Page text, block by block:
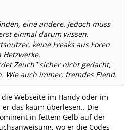
eine andere. Jedoch muss
einmal darum wissen.
keine Freaks aus Foren
Zeuch" sicher nicht gedacht,
Wie auch immer, fremdes Elend.
Webseite im Handy oder im
das kaum überlesen.. Die
in fettem Gelb auf der
wo er die Codes